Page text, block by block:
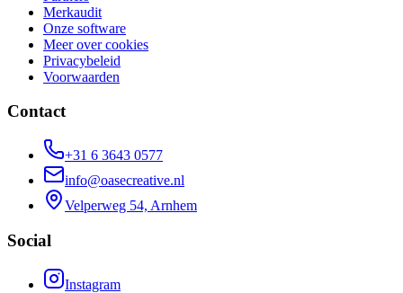
Merkaudit
Onze software
Meer over cookies
Privacybeleid
Voorwaarden
Contact
+31 6 3643 0577
info@oasecreative.nl
Velperweg 54, Arnhem
Social
Instagram